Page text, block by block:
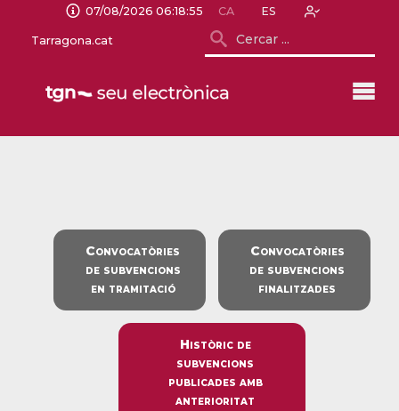
07/08/2026 06:18:55
Tarragona.cat
CA ES
Convocatòries
de subvencions
en tramitació
Convocatòries
de subvencions
finalitzades
Històric de
subvencions
publicades amb
anterioritat